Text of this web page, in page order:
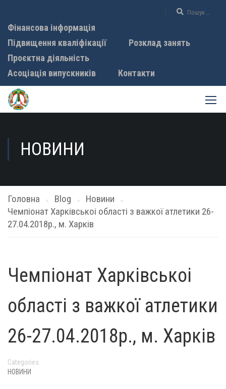
Фінансова інформація
Підвищення кваліфікації
Розклад занять
Проєктна діяльність
Асоціація випускників
Контакти
НОВИНИ
Головна Blog
Новини
Чемпіонат Харківськоі області з важкої атлетики 26-
27.04.2018р., м. Харків
Чемпіонат Харківськоі
області з важкої атлетики
26-27.04.2018р., м. Харків
Categories
НОВИНИ